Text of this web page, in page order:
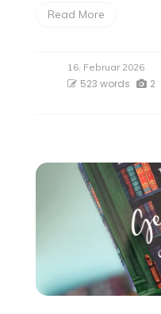
Read More
16. Februar 2026
523 words
2